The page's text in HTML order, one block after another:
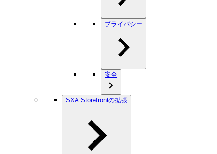
プライバシー
安全
SXA Storefrontの拡張